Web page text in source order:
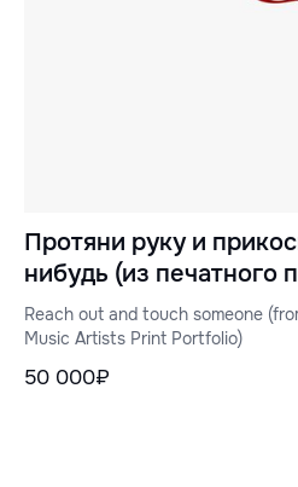
Протяни руку и
нибудь (из печатного
артистов
Reach out and touch someone
Music Artists Print Portfolio)
50 000₽